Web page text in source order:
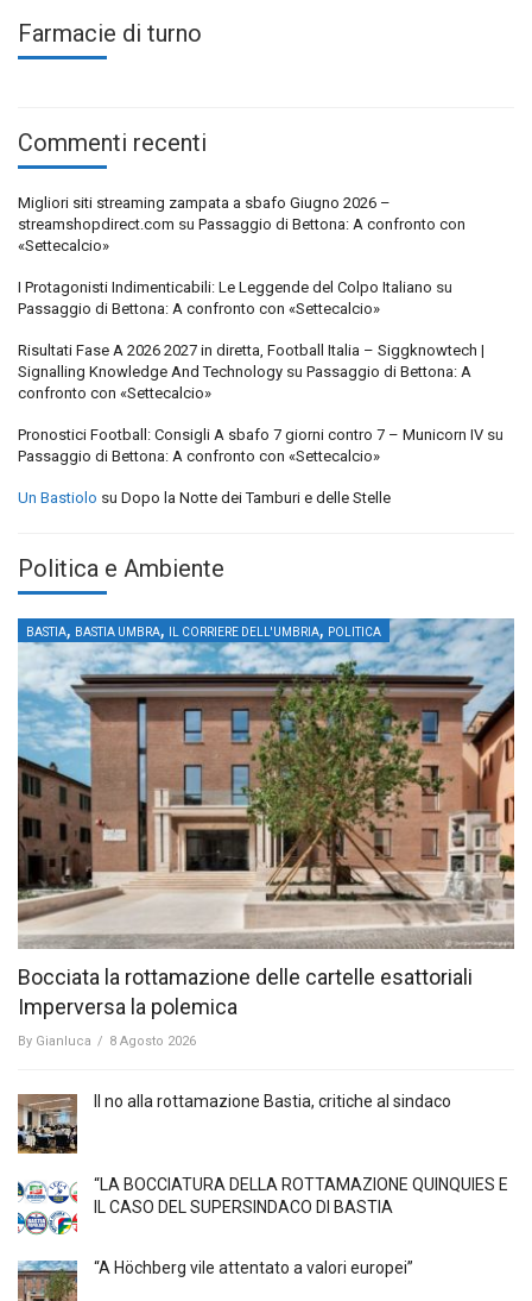
Farmacie di turno
Commenti recenti
Migliori siti streaming zampata a sbafo Giugno 2026 –
streamshopdirect.com su Passaggio di Bettona: A confronto con
«Settecalcio»
I Protagonisti Indimenticabili: Le Leggende del Colpo Italiano su
Passaggio di Bettona: A confronto con «Settecalcio»
Risultati Fase A 2026 2027 in diretta, Football Italia – Siggknowtech |
Signalling Knowledge And Technology su Passaggio di Bettona: A
confronto con «Settecalcio»
Pronostici Football: Consigli A sbafo 7 giorni contro 7 – Municorn IV su
Passaggio di Bettona: A confronto con «Settecalcio»
Un Bastiolo su Dopo la Notte dei Tamburi e delle Stelle
Politica e Ambiente
BASTIA, BASTIA UMBRA, IL CORRIERE DELL'UMBRIA, POLITICA
Bocciata la rottamazione delle cartelle esattoriali
Imperversa la polemica
By Gianluca / 8 Agosto 2026
Il no alla rottamazione Bastia, critiche al sindaco
“LA BOCCIATURA DELLA ROTTAMAZIONE QUINQUIES E
IL CASO DEL SUPERSINDACO DI BASTIA
“A Höchberg vile attentato a valori europei”